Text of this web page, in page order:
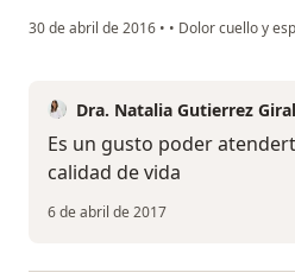
30 de abril de 2016 • • Dolor cuello y
Dra. Natalia Gutierrez
Es un gusto poder
calidad de vida
6 de abril de 2017